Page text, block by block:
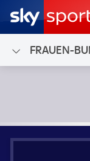
FRAUEN-